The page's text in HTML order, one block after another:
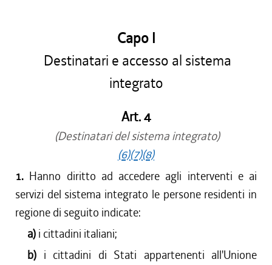
Capo I
Destinatari e accesso al sistema
integrato
Art. 4
(Destinatari del sistema integrato)
(6)(7)(8)
1. Hanno diritto ad accedere agli interventi e ai
servizi del sistema integrato le persone residenti in
regione di seguito indicate:
a) i cittadini italiani;
b) i cittadini di Stati appartenenti all'Unione